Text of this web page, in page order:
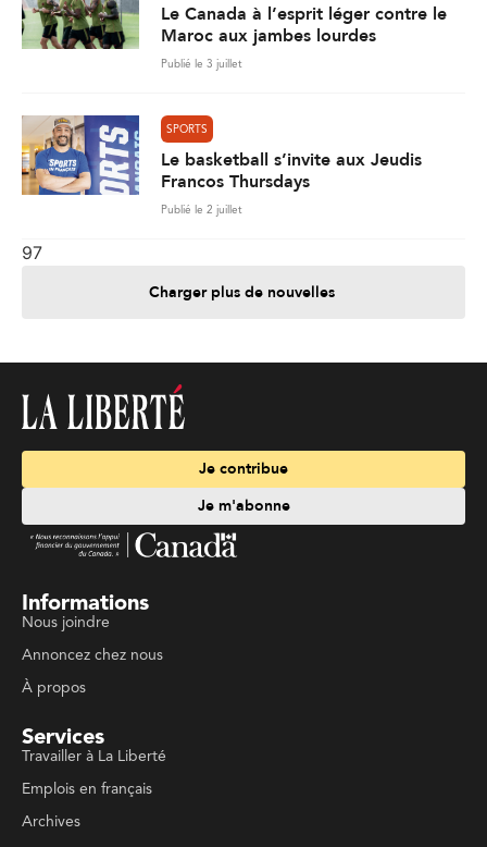
Le Canada à l’esprit léger contre le
Maroc aux jambes lourdes
Publié le 3 juillet
SPORTS
Le basketball s’invite aux Jeudis
Francos Thursdays
Publié le 2 juillet
97
Charger plus de nouvelles
Je contribue
Je m'abonne
Informations
Nous joindre
Annoncez chez nous
À propos
Services
Travailler à La Liberté
Emplois en français
Archives